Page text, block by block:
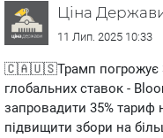
Ціна
11 Лип. 2025 10:33
🇨🇦🇺🇸Трамп погрожує
глобальних ставок -
запровадити 35% тариф
підвищити збори на